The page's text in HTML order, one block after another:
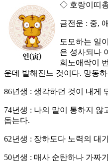
◇ 호랑이띠
금전운 : 중,
도모하는 일
은 성사되나
희노애락이
운데 발해진느 것이다. 망동
86년생 : 생각하던 것이 내게
74년생 : 나의 말이 통하지
돕는다.
62년생 : 장하도다 노력의 대
50년생 : 매사 순탄하나 가짜